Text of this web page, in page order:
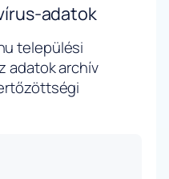
adatok
települési
adatok archív